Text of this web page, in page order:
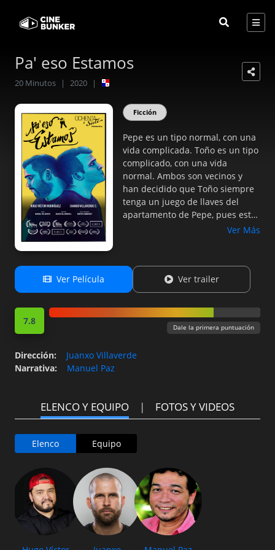
Pa' eso Estamos
20 Minutos | 2020 |
Ficción
Pepe es un tipo normal, con una
vida complicada. Toño es un tipo
complicado, con una vida
normal. Ambos son vecinos y
han decidido que Toño siempre
tenga un juego de llaves del
apartamento de Pepe, pues este
siempre las pierde. Pero ¿qué
descubren que la mejor ayuda
que buscan está a una puerta de
su apartamento? Pa eso
que necesitamos es hablar.
Ver Más
Ver Película Ver trailer
7.8
Dale la primera puntuación
Dirección:
Juanxo Villaverde
Narrativa: Manuel Paz
ELENCO Y EQUIPO FOTOS Y VIDEOS
Elenco Equipo